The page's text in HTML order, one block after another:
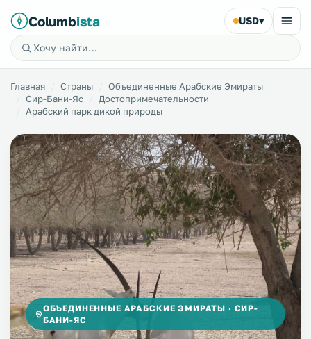
Columbista USD▾
Главная Страны
Объединенные Арабские Эмираты
Сир-Бани-Яс
Достопримечательности
Арабский парк дикой природы
ОБЪЕДИНЕННЫЕ АРАБСКИЕ ЭМИРАТЫ · СИР-
БАНИ-ЯС